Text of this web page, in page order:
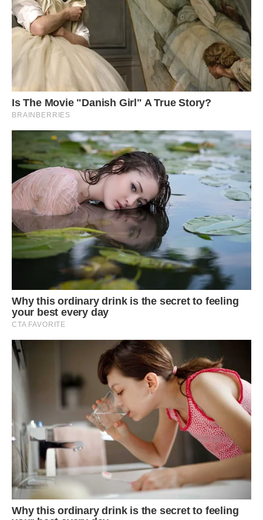
Готуйте та смакуйте з задоволенням!
Передрук без посилання на ibilingua.com – заборонений!
Фото ілюстративне, з вільних джерел
Сподобалась стаття? Поділіться з друзями на Facebook